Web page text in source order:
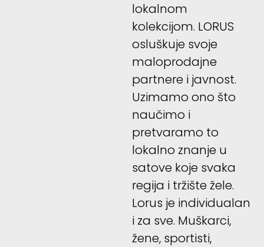
lokalnom
kolekcijom. LORUS
osluškuje svoje
maloprodajne
partnere i javnost.
Uzimamo ono što
naučimo i
pretvaramo to
lokalno znanje u
satove koje svaka
regija i tržište žele.
Lorus je individualan
i za sve. Muškarci,
žene, sportisti,